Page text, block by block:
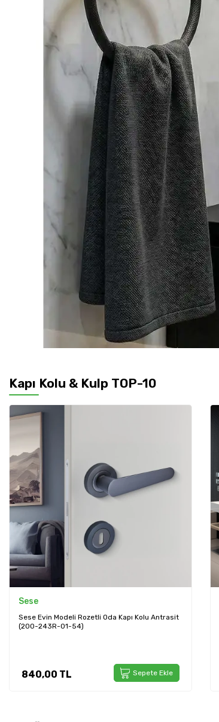
Kapı Kolu & Kulp TOP-10
Sese
Sese Bade Modeli Yuvarlak Rozetli Wc Kapı Kolu
Siyah (200-209R-02-02)
1.740,00TL Sepete Ekle